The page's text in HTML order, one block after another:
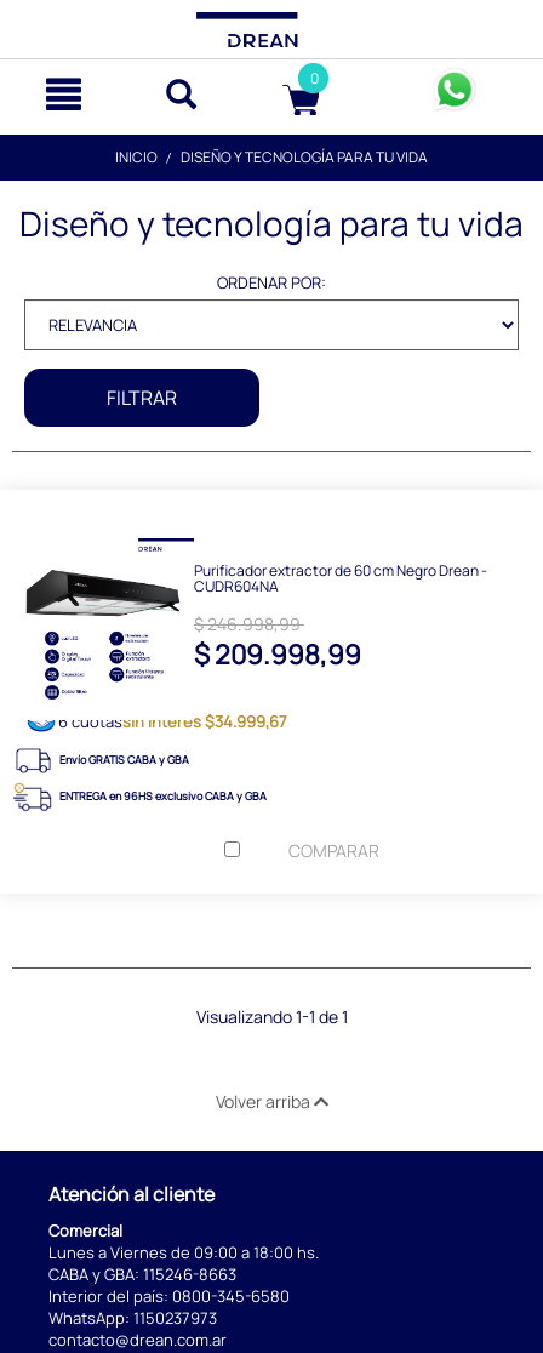
0
INICIO DISEÑO Y TECNOLOGÍA PARA TU VIDA
Diseño y tecnología para tu vida
ORDENAR POR:
FILTRAR
Purificador extractor de 60 cm Negro Drean -
CUDR604NA
$ 246.998,99
$ 209.998,99
6 cuotassin interés $34.999,67
Envío GRATIS CABA y GBA
ENTREGA en 96HS exclusivo CABA y GBA
COMPARAR
Visualizando 1-1 de 1
Volver arriba
Atención al cliente
Comercial
Lunes a Viernes de 09:00 a 18:00 hs.
CABA y GBA: 115246-8663
Interior del país: 0800-345-6580
WhatsApp: 1150237973
contacto@drean.com.ar